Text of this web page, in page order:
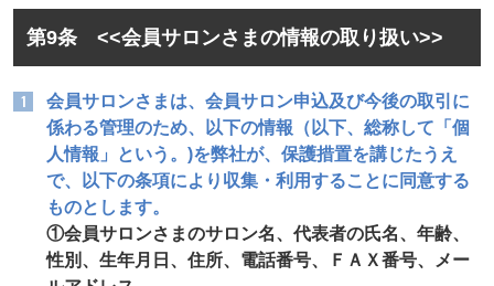
第9条 <<会員サロンさまの情報の取り扱い>>
会員サロンさまは、会員サロン申込及び今後の取引に
係わる管理のため、以下の情報（以下、総称して「個
人情報」という。)を弊社が、保護措置を講じたうえ
で、以下の条項により収集・利用することに同意する
ものとします。
①会員サロンさまのサロン名、代表者の氏名、年齢、
性別、生年月日、住所、電話番号、ＦＡＸ番号、メー